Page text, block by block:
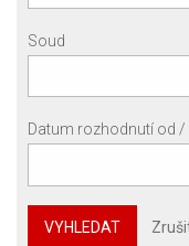
Soud
Datum rozhodnutí od /
VYHLEDAT